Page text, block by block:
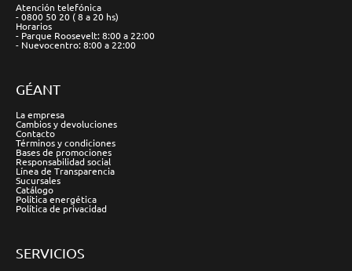
Atención telefónica
- 0800 50 20 ( 8 a 20 hs)
Horarios
- Parque Roosevelt: 8:00 a 22:00
- Nuevocentro: 8:00 a 22:00
GÉANT
La empresa
Cambios y devoluciones
Contacto
Términos y condiciones
Bases de promociones
Responsabilidad social
Línea de Transparencia
Sucursales
Catálogo
Política energética
Política de privacidad
SERVICIOS